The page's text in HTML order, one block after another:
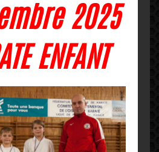
2025
ENFANT